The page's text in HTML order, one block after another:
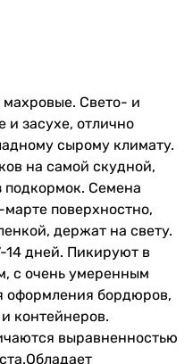
Свето- и
и засухе, отлично
сырому климату.
на самой скудной,
подкормок. Семена
поверхностно,
держат на свету.
14 дней. Пикируют в
с очень умеренным
оформления бордюров,
контейнеров.
выравненностью